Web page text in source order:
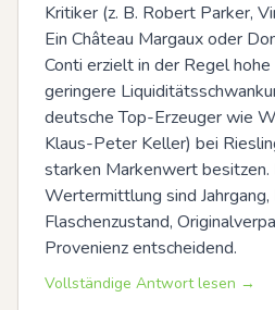
Kritiker (z. B. Robert Parker,
Ein Château Margaux oder
Conti erzielt in der Regel
geringere
deutsche Top-Erzeuger wie
Klaus-Peter Keller) bei
starken Markenwert besitzen.
Wertermittlung sind
Flaschenzustand,
Provenienz entscheidend.
Vollständige Antwort lesen →